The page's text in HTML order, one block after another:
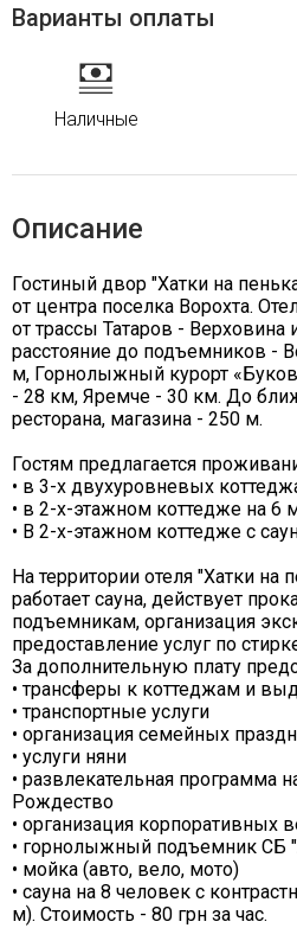
Варианты оплаты
Наличные
Описание
Гостиный двор "Хатки на
от центра поселка Ворохта.
от трассы Татаров - Верховина
расстояние до подъемников -
м, Горнолыжный курорт
- 28 км, Яремче - 30 км. До
ресторана, магазина - 250 м.
Гостям предлагается
• в 3-х двухуровневых
• в 2-х-этажном коттедже на 6
• В 2-х-этажном коттедже с
На территории отеля "Хатки на
работает сауна, действует
подъемникам, организация
предоставление услуг по
За дополнительную плату
• трансферы к коттеджам и
• транспортные услуги
• организация семейных
• услуги няни
• развлекательная программа
Рождество
• организация корпоративных
• горнолыжный подъемник СБ
• мойка (авто, вело, мото)
• сауна на 8 человек с
м). Стоимость - 80 грн за час.